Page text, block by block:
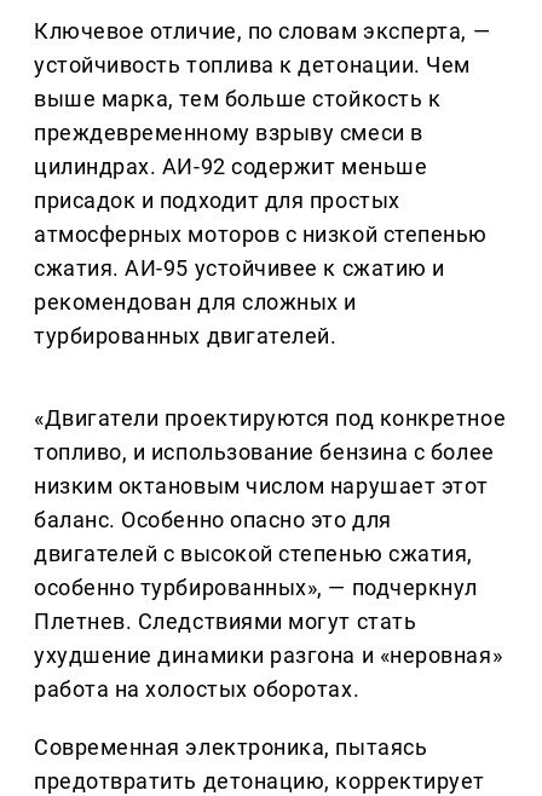
Ключевое отличие, по словам эксперта, —
устойчивость топлива к детонации. Чем
выше марка, тем больше стойкость к
преждевременному взрыву смеси в
цилиндрах. АИ-92 содержит меньше
присадок и подходит для простых
атмосферных моторов с низкой степенью
сжатия. АИ-95 устойчивее к сжатию и
рекомендован для сложных и
турбированных двигателей.
«Двигатели проектируются под конкретное
топливо, и использование бензина с более
низким октановым числом нарушает этот
баланс. Особенно опасно это для
двигателей с высокой степенью сжатия,
особенно турбированных», — подчеркнул
Плетнев. Следствиями могут стать
ухудшение динамики разгона и «неровная»
работа на холостых оборотах.
Современная электроника, пытаясь
предотвратить детонацию, корректирует